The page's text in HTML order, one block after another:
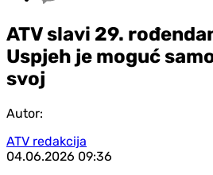
ATV slavi 29.
Uspjeh je moguć
svoj
Autor:
ATV redakcija
04.06.2026 09:36